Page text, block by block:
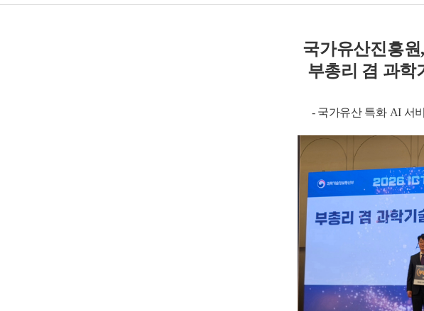
국가유산진흥원
부총리 겸 과학
- 국가유산 특화 AI 서